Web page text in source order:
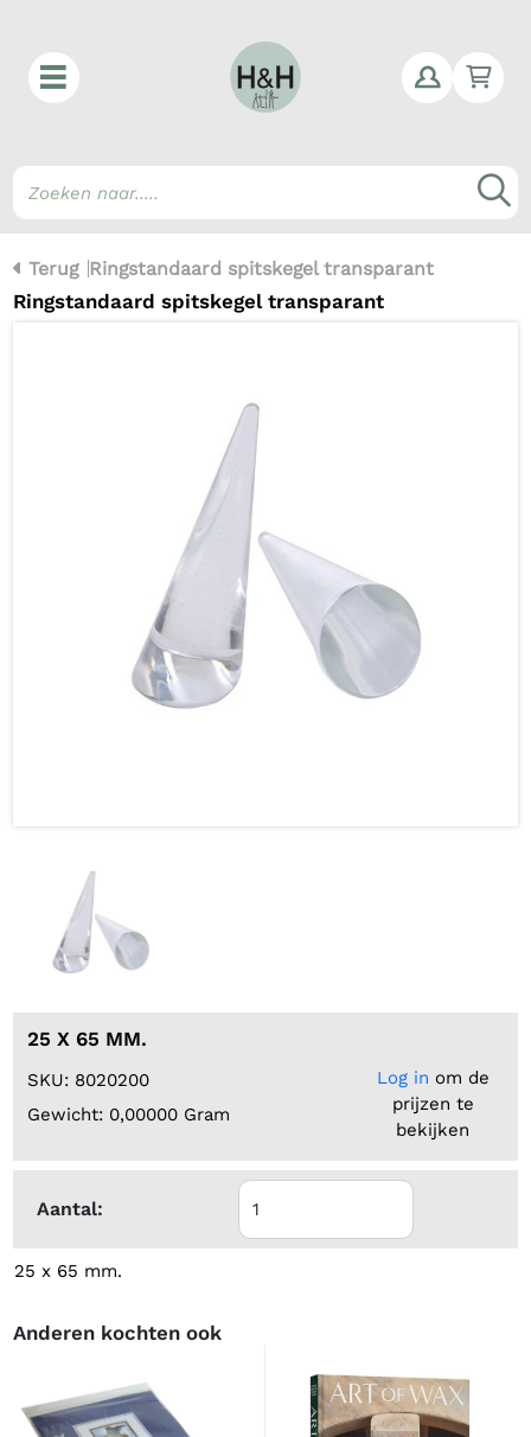
Terug Ringstandaard spitskegel transparant
Ringstandaard spitskegel transparant
25 X 65 MM.
SKU: 8020200
Gewicht: 0,00000 Gram
Log in om de
prijzen te
bekijken
Aantal:
25 x 65 mm.
Anderen kochten ook